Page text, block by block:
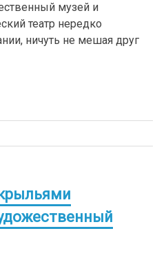
музей и
театр нередко
ничуть не мешая друг